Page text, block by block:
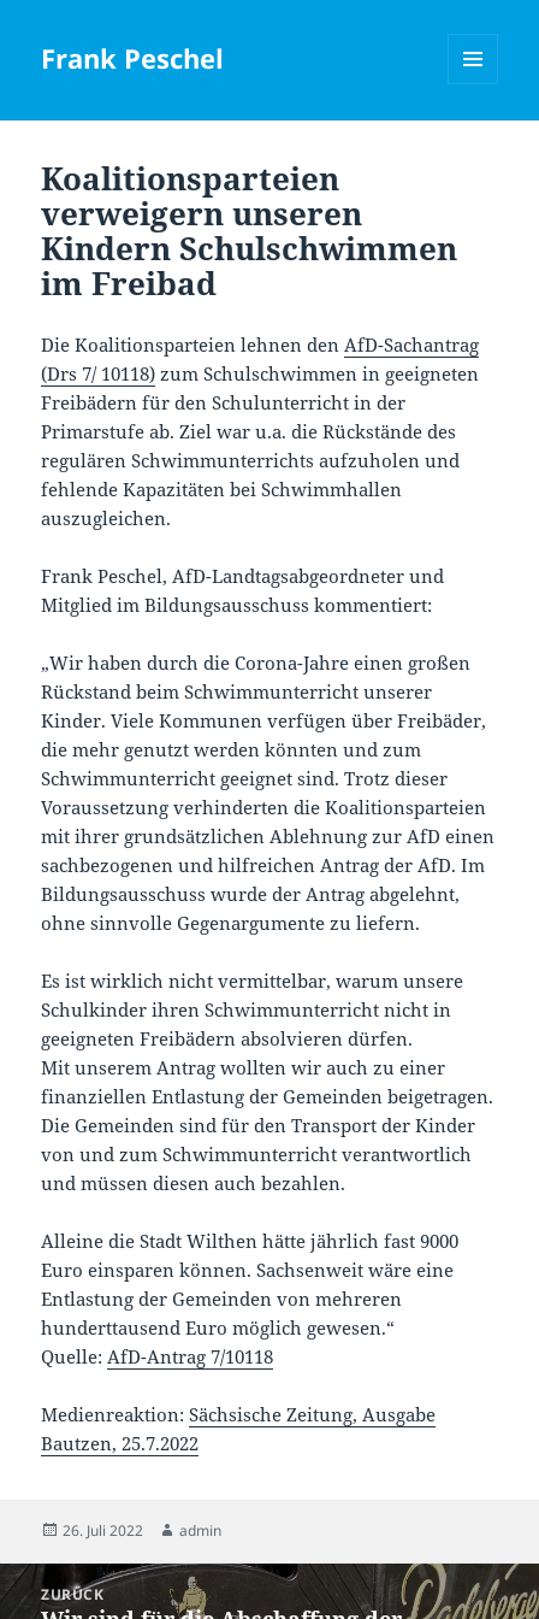
Frank Peschel
Koalitionsparteien
verweigern unseren
Kindern Schulschwimmen
im Freibad
Die Koalitionsparteien lehnen denAfD-Sachantrag
(Drs 7/ 10118) zum Schulschwimmen in geeigneten
Freibädern für den Schulunterricht in der
Primarstufe ab. Ziel war u.a. die Rückstände des
regulären Schwimmunterrichts aufzuholen und
fehlende Kapazitäten bei Schwimmhallen
auszugleichen.
Frank Peschel, AfD-Landtagsabgeordneter und
Mitglied im Bildungsausschuss kommentiert:
„Wir haben durch die Corona-Jahre einen großen
Rückstand beim Schwimmunterricht unserer
Kinder. Viele Kommunen verfügen über Freibäder,
die mehr genutzt werden könnten und zum
Schwimmunterricht geeignet sind. Trotz dieser
Voraussetzung verhinderten die Koalitionsparteien
mit ihrer grundsätzlichen Ablehnung zur AfD einen
sachbezogenen und hilfreichen Antrag der AfD. Im
Bildungsausschuss wurde der Antrag abgelehnt,
ohne sinnvolle Gegenargumente zu liefern.
Es ist wirklich nicht vermittelbar, warum unsere
Schulkinder ihren Schwimmunterricht nicht in
geeigneten Freibädern absolvieren dürfen.
Mit unserem Antrag wollten wir auch zu einer
finanziellen Entlastung der Gemeinden beigetragen.
Die Gemeinden sind für den Transport der Kinder
von und zum Schwimmunterricht verantwortlich
und müssen diesen auch bezahlen.
Alleine die Stadt Wilthen hätte jährlich fast 9000
Euro einsparen können. Sachsenweit wäre eine
Entlastung der Gemeinden von mehreren
hunderttausend Euro möglich gewesen.“
Quelle:AfD-Antrag 7/10118
Medienreaktion:Sächsische Zeitung, Ausgabe
Bautzen, 25.7.2022
Veröffentlicht
26. Juli 2022 Autor
admin
Beitragsnavigation
ZURÜCK